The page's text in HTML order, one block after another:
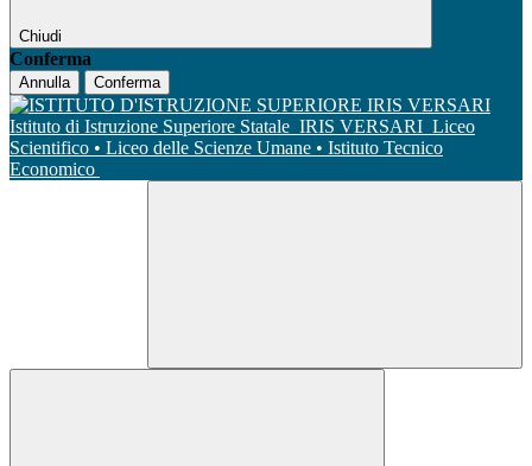
Chiudi
Conferma
Annulla Conferma
Istituto di Istruzione Superiore Statale IRIS VERSARI Liceo
Scientifico • Liceo delle Scienze Umane • Istituto Tecnico
Economico